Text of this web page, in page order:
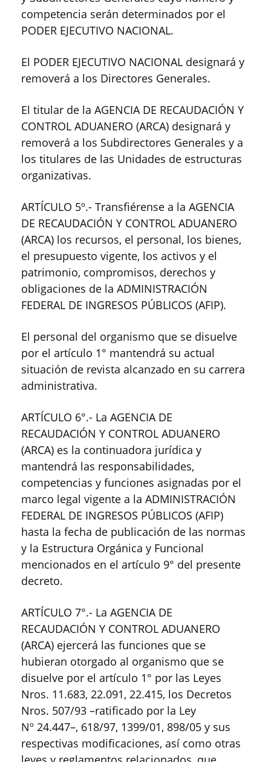
competencia serán determinados por el
PODER EJECUTIVO NACIONAL.
El PODER EJECUTIVO NACIONAL designará y
removerá a los Directores Generales.
El titular de la AGENCIA DE RECAUDACIÓN Y
CONTROL ADUANERO (ARCA) designará y
removerá a los Subdirectores Generales y a
los titulares de las Unidades de estructuras
organizativas.
ARTÍCULO 5º.- Transfiérense a la AGENCIA
DE RECAUDACIÓN Y CONTROL ADUANERO
(ARCA) los recursos, el personal, los bienes,
el presupuesto vigente, los activos y el
patrimonio, compromisos, derechos y
obligaciones de la ADMINISTRACIÓN
FEDERAL DE INGRESOS PÚBLICOS (AFIP).
El personal del organismo que se disuelve
por el artículo 1° mantendrá su actual
situación de revista alcanzado en su carrera
administrativa.
ARTÍCULO 6°.- La AGENCIA DE
RECAUDACIÓN Y CONTROL ADUANERO
(ARCA) es la continuadora jurídica y
mantendrá las responsabilidades,
competencias y funciones asignadas por el
marco legal vigente a la ADMINISTRACIÓN
FEDERAL DE INGRESOS PÚBLICOS (AFIP)
hasta la fecha de publicación de las normas
y la Estructura Orgánica y Funcional
mencionados en el artículo 9° del presente
decreto.
ARTÍCULO 7°.- La AGENCIA DE
RECAUDACIÓN Y CONTROL ADUANERO
(ARCA) ejercerá las funciones que se
hubieran otorgado al organismo que se
disuelve por el artículo 1° por las Leyes
Nros. 11.683, 22.091, 22.415, los Decretos
Nros. 507/93 –ratificado por la Ley
Nº 24.447–, 618/97, 1399/01, 898/05 y sus
respectivas modificaciones, así como otras